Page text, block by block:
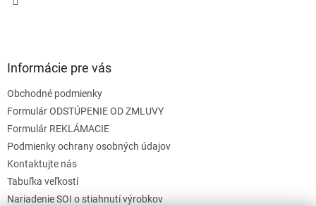
s
Informácie pre vás
Obchodné podmienky
Formulár ODSTÚPENIE OD ZMLUVY
Formulár REKLÁMACIE
Podmienky ochrany osobných údajov
Kontaktujte nás
Tabuľka veľkostí
Nariadenie SOI o stiahnutí výrobkov